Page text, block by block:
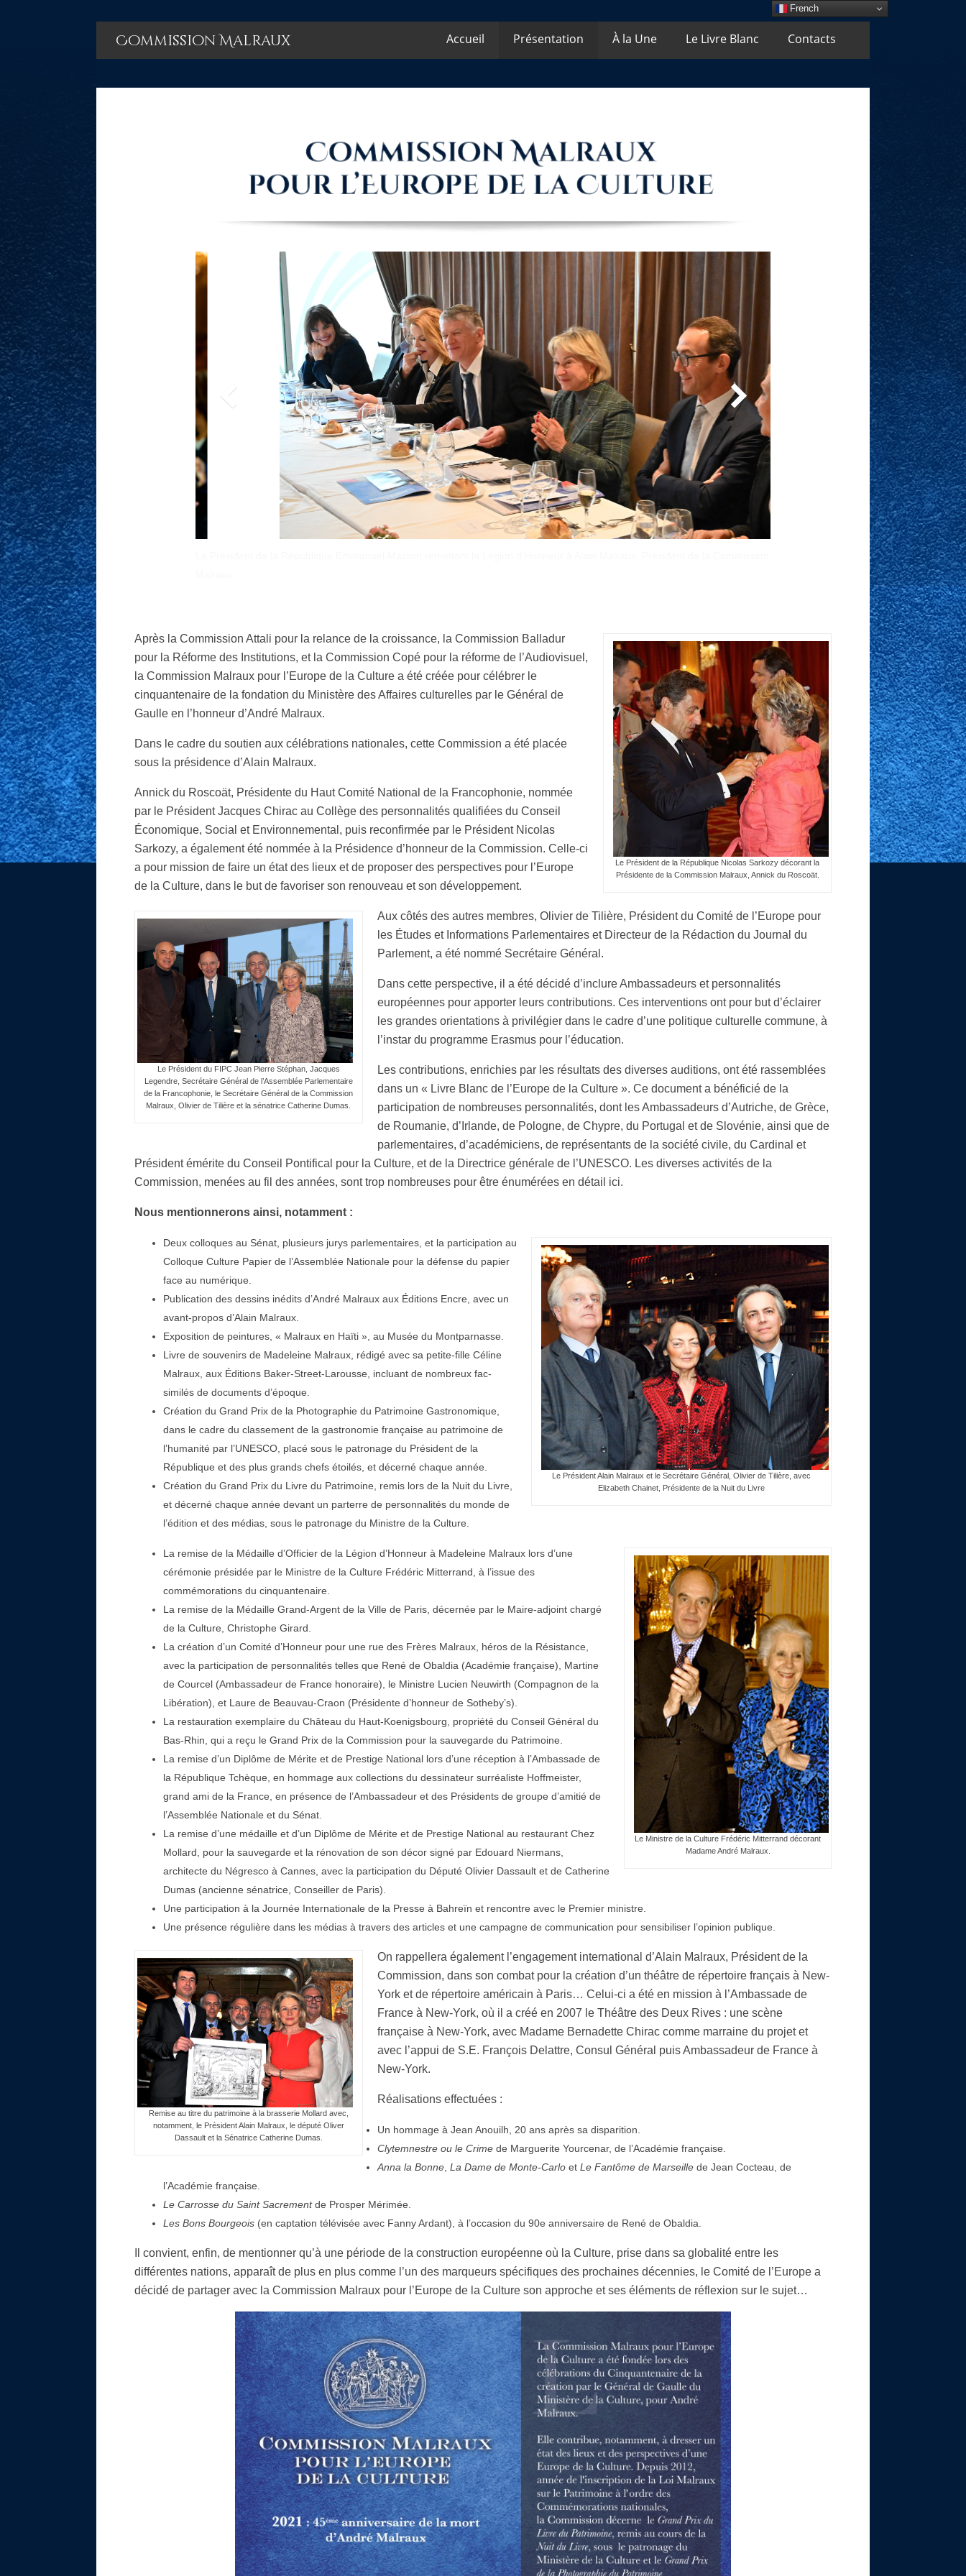
Commission Malraux Accueil Présentation À la Une Le Livre Blanc Contacts
Le Président de la République Nicolas Sarkozy décorant la
Présidente de la Commission Malraux, Annick du Roscoät.
Après la Commission Attali pour la relance de la croissance, la Commission Balladur
pour la Réforme des Institutions, et la Commission Copé pour la réforme de l’Audiovisuel,
la Commission Malraux pour l’Europe de la Culture a été créée pour célébrer le
cinquantenaire de la fondation du Ministère des Affaires culturelles par le Général de
Gaulle en l’honneur d’André Malraux.
Dans le cadre du soutien aux célébrations nationales, cette Commission a été placée
sous la présidence d’Alain Malraux.
Annick du Roscoät, Présidente du Haut Comité National de la Francophonie, nommée
par le Président Jacques Chirac au Collège des personnalités qualifiées du Conseil
Économique, Social et Environnemental, puis reconfirmée par le Président Nicolas
Sarkozy, a également été nommée à la Présidence d’honneur de la Commission. Celle-ci
a pour mission de faire un état des lieux et de proposer des perspectives pour l’Europe
de la Culture, dans le but de favoriser son renouveau et son développement.
Le Président du FIPC Jean Pierre Stéphan, Jacques
Legendre, Secrétaire Général de l’Assemblée Parlementaire
de la Francophonie, le Secrétaire Général de la Commission
Malraux, Olivier de Tilière et la sénatrice Catherine Dumas.
Aux côtés des autres membres, Olivier de Tilière, Président du Comité de l’Europe pour
les Études et Informations Parlementaires et Directeur de la Rédaction du Journal du
Parlement, a été nommé Secrétaire Général.
Dans cette perspective, il a été décidé d’inclure Ambassadeurs et personnalités
européennes pour apporter leurs contributions. Ces interventions ont pour but d’éclairer
les grandes orientations à privilégier dans le cadre d’une politique culturelle commune, à
l’instar du programme Erasmus pour l’éducation.
Les contributions, enrichies par les résultats des diverses auditions, ont été rassemblées
dans un « Livre Blanc de l’Europe de la Culture ». Ce document a bénéficié de la
participation de nombreuses personnalités, dont les Ambassadeurs d’Autriche, de Grèce,
de Roumanie, d’Irlande, de Pologne, de Chypre, du Portugal et de Slovénie, ainsi que de
parlementaires, d’académiciens, de représentants de la société civile, du Cardinal et
Président émérite du Conseil Pontifical pour la Culture, et de la Directrice générale de l’UNESCO. Les diverses activités de la
Commission, menées au fil des années, sont trop nombreuses pour être énumérées en détail ici.
Nous mentionnerons ainsi, notamment :
Le Président Alain Malraux et le Secrétaire Général, Olivier de Tilière, avec
Elizabeth Chainet, Présidente de la Nuit du Livre
Deux colloques au Sénat, plusieurs jurys parlementaires, et la participation au
Colloque Culture Papier de l’Assemblée Nationale pour la défense du papier
face au numérique.
Publication des dessins inédits d’André Malraux aux Éditions Encre, avec un
avant-propos d’Alain Malraux.
Exposition de peintures, « Malraux en Haïti », au Musée du Montparnasse.
Livre de souvenirs de Madeleine Malraux, rédigé avec sa petite-fille Céline
Malraux, aux Éditions Baker-Street-Larousse, incluant de nombreux fac-
similés de documents d’époque.
Création du Grand Prix de la Photographie du Patrimoine Gastronomique,
dans le cadre du classement de la gastronomie française au patrimoine de
l’humanité par l’UNESCO, placé sous le patronage du Président de la
République et des plus grands chefs étoilés, et décerné chaque année.
Création du Grand Prix du Livre du Patrimoine, remis lors de la Nuit du Livre,
et décerné chaque année devant un parterre de personnalités du monde de
l’édition et des médias, sous le patronage du Ministre de la Culture.
Le Ministre de la Culture Frédéric Mitterrand décorant
Madame André Malraux.
La remise de la Médaille d’Officier de la Légion d’Honneur à Madeleine Malraux lors d’une
cérémonie présidée par le Ministre de la Culture Frédéric Mitterrand, à l’issue des
commémorations du cinquantenaire.
La remise de la Médaille Grand-Argent de la Ville de Paris, décernée par le Maire-adjoint chargé
de la Culture, Christophe Girard.
La création d’un Comité d’Honneur pour une rue des Frères Malraux, héros de la Résistance,
avec la participation de personnalités telles que René de Obaldia (Académie française), Martine
de Courcel (Ambassadeur de France honoraire), le Ministre Lucien Neuwirth (Compagnon de la
Libération), et Laure de Beauvau-Craon (Présidente d’honneur de Sotheby’s).
La restauration exemplaire du Château du Haut-Koenigsbourg, propriété du Conseil Général du
Bas-Rhin, qui a reçu le Grand Prix de la Commission pour la sauvegarde du Patrimoine.
La remise d’un Diplôme de Mérite et de Prestige National lors d’une réception à l’Ambassade de
la République Tchèque, en hommage aux collections du dessinateur surréaliste Hoffmeister,
grand ami de la France, en présence de l’Ambassadeur et des Présidents de groupe d’amitié de
l’Assemblée Nationale et du Sénat.
La remise d’une médaille et d’un Diplôme de Mérite et de Prestige National au restaurant Chez
Mollard, pour la sauvegarde et la rénovation de son décor signé par Edouard Niermans,
architecte du Négresco à Cannes, avec la participation du Député Olivier Dassault et de Catherine
Dumas (ancienne sénatrice, Conseiller de Paris).
Une participation à la Journée Internationale de la Presse à Bahreïn et rencontre avec le Premier ministre.
Une présence régulière dans les médias à travers des articles et une campagne de communication pour sensibiliser l’opinion publique.
Remise au titre du patrimoine à la brasserie Mollard avec,
notamment, le Président Alain Malraux, le député Oliver
Dassault et la Sénatrice Catherine Dumas.
On rappellera également l’engagement international d’Alain Malraux, Président de la
Commission, dans son combat pour la création d’un théâtre de répertoire français à New-
York et de répertoire américain à Paris… Celui-ci a été en mission à l’Ambassade de
France à New-York, où il a créé en 2007 le Théâtre des Deux Rives : une scène
française à New-York, avec Madame Bernadette Chirac comme marraine du projet et
avec l’appui de S.E. François Delattre, Consul Général puis Ambassadeur de France à
New-York.
Réalisations effectuées :
Un hommage à Jean Anouilh, 20 ans après sa disparition.
Clytemnestre ou le Crimede Marguerite Yourcenar, de l’Académie française.
Anna la Bonne, La Dame de Monte-Carloet Le Fantôme de Marseillede Jean Cocteau, de
l’Académie française.
Le Carrosse du Saint Sacrementde Prosper Mérimée.
Les Bons Bourgeois(en captation télévisée avec Fanny Ardant), à l’occasion du 90e anniversaire de René de Obaldia.
Il convient, enfin, de mentionner qu’à une période de la construction européenne où la Culture, prise dans sa globalité entre les
différentes nations, apparaît de plus en plus comme l’un des marqueurs spécifiques des prochaines décennies, le Comité de l’Europe a
décidé de partager avec la Commission Malraux pour l’Europe de la Culture son approche et ses éléments de réflexion sur le sujet…
French